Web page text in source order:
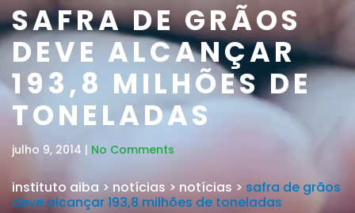
SAFRA DE GRÃOS
DEVE ALCANÇAR
193,8 MILHÕES DE
TONELADAS
julho 9, 2014 | No Comments
instituto aiba > notícias > notícias > safra de grãos
deve alcançar 193,8 milhões de toneladas